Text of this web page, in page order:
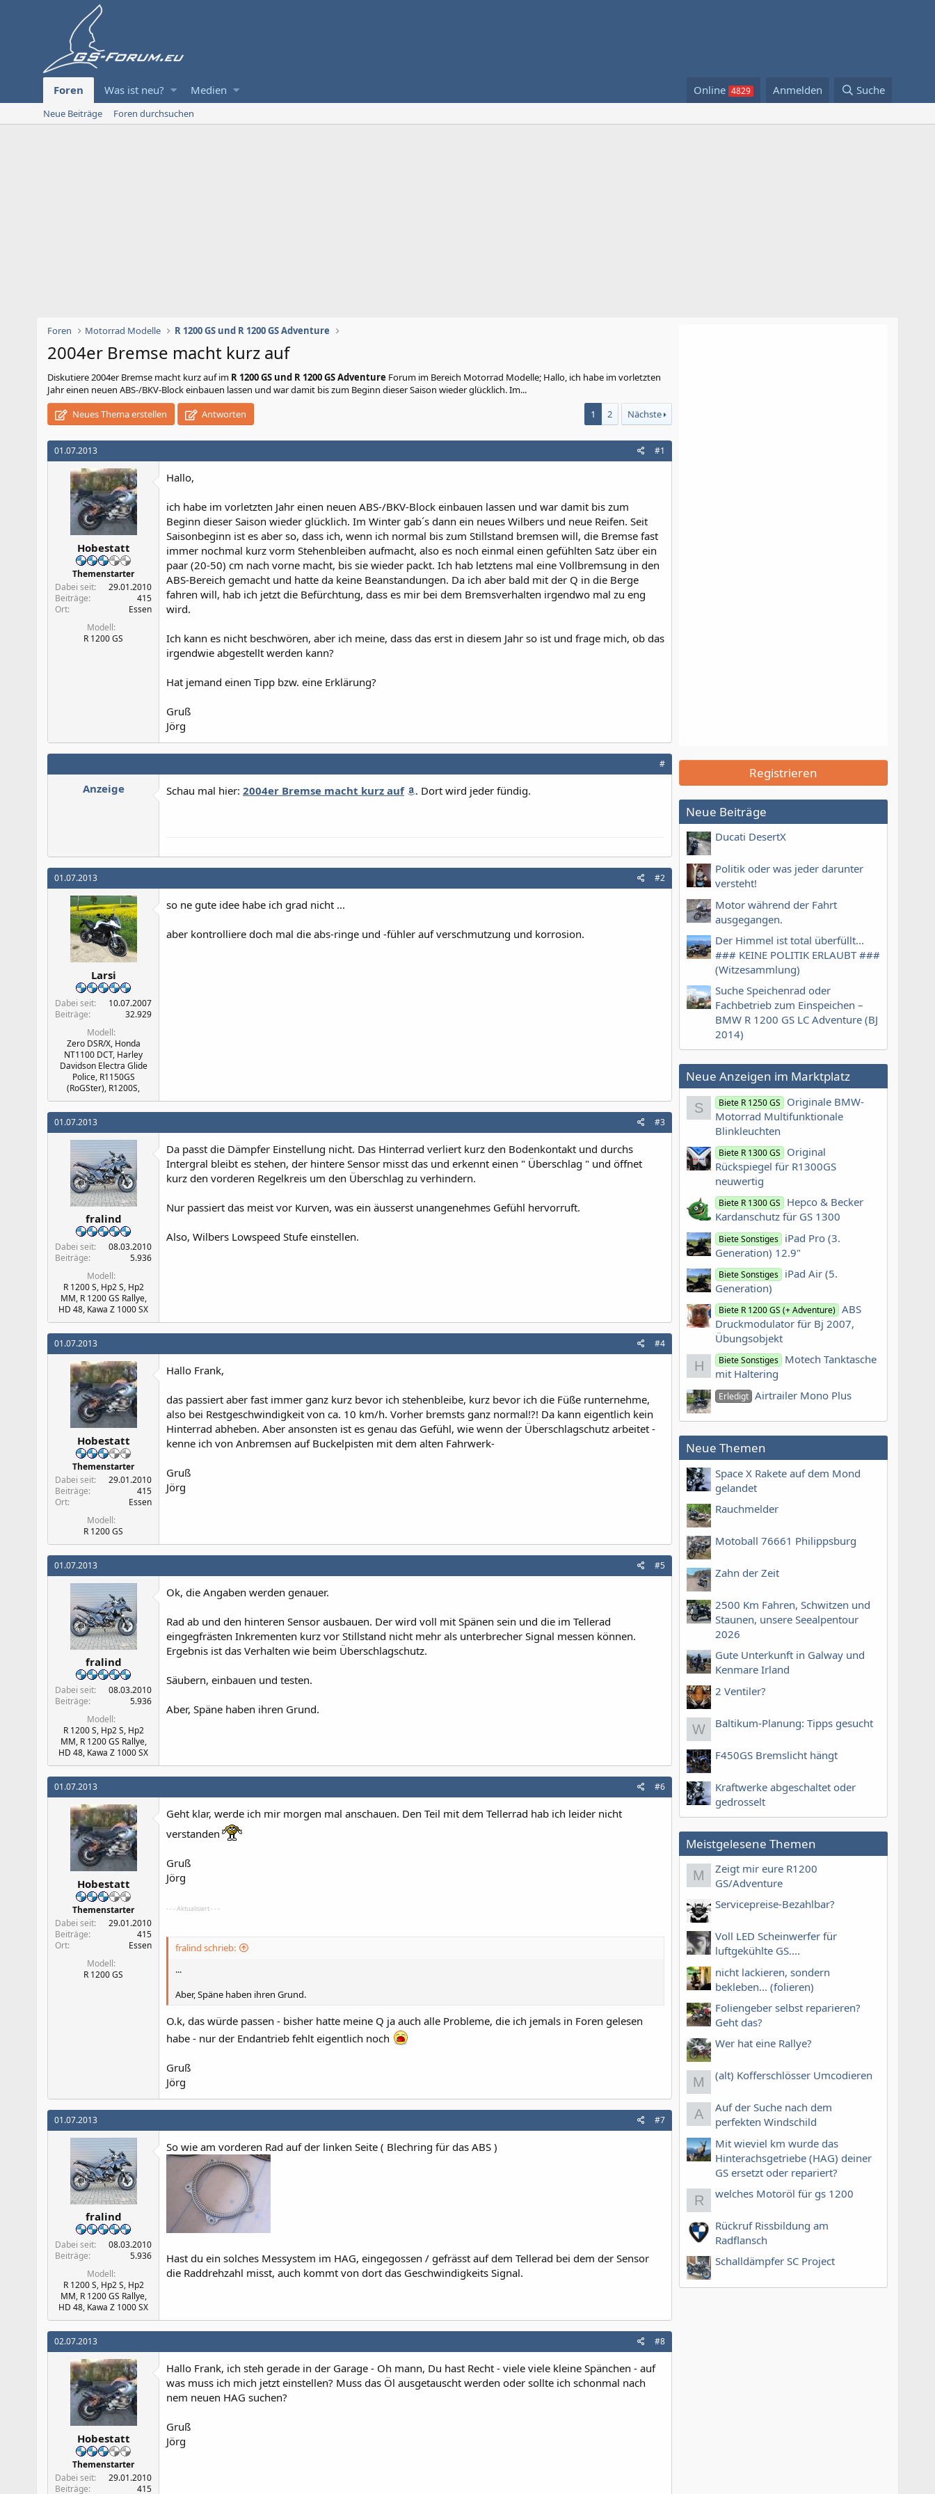
Foren Was ist neu? Medien Online Anmelden Suche
Neue Beiträge Foren durchsuchen
Foren Motorrad Modelle R 1200 GS und R 1200 GS Adventure
2004er Bremse macht kurz auf
Diskutiere2004er Bremse macht kurz aufim R 1200 GS und R 1200 GS Adventure Forum im Bereich Motorrad Modelle; Hallo, ich habe im vorletzten
Jahr einen neuen ABS-/BKV-Block einbauen lassen und war damit bis zum Beginn dieser Saison wieder glücklich. Im...
Neues Thema erstellen
Antworten 1 2 Nächste
01.07.2013 #1
Hobestatt
Themenstarter
Dabei seit
29.01.2010
Beiträge
415
Ort
Essen
Modell
R 1200 GS
Hallo,
ich habe im vorletzten Jahr einen neuen ABS-/BKV-Block einbauen lassen und war damit bis zum
Beginn dieser Saison wieder glücklich. Im Winter gab´s dann ein neues Wilbers und neue Reifen. Seit
Saisonbeginn ist es aber so, dass ich, wenn ich normal bis zum Stillstand bremsen will, die Bremse fast
immer nochmal kurz vorm Stehenbleiben aufmacht, also es noch einmal einen gefühlten Satz über ein
paar (20-50) cm nach vorne macht, bis sie wieder packt. Ich hab letztens mal eine Vollbremsung in den
ABS-Bereich gemacht und hatte da keine Beanstandungen. Da ich aber bald mit der Q in die Berge
fahren will, hab ich jetzt die Befürchtung, dass es mir bei dem Bremsverhalten irgendwo mal zu eng
wird.
Ich kann es nicht beschwören, aber ich meine, dass das erst in diesem Jahr so ist und frage mich, ob das
irgendwie abgestellt werden kann?
Hat jemand einen Tipp bzw. eine Erklärung?
Gruß
Jörg
#
Anzeige Schau mal hier: 2004er Bremse macht kurz auf . Dort wird jeder fündig.
01.07.2013 #2
Larsi
Dabei seit
10.07.2007
Beiträge
32.929
Modell
Zero DSR/X, Honda
NT1100 DCT, Harley
Davidson Electra Glide
Police, R1150GS
(RoGSter), R1200S,
so ne gute idee habe ich grad nicht ...
aber kontrolliere doch mal die abs-ringe und -fühler auf verschmutzung und korrosion.
01.07.2013 #3
fralind
Dabei seit
08.03.2010
Beiträge
5.936
Modell
R 1200 S, Hp2 S, Hp2
MM, R 1200 GS Rallye,
HD 48, Kawa Z 1000 SX
Da passt die Dämpfer Einstellung nicht. Das Hinterrad verliert kurz den Bodenkontakt und durchs
Intergral bleibt es stehen, der hintere Sensor misst das und erkennt einen " Überschlag " und öffnet
kurz den vorderen Regelkreis um den Überschlag zu verhindern.
Nur passiert das meist vor Kurven, was ein äusserst unangenehmes Gefühl hervorruft.
Also, Wilbers Lowspeed Stufe einstellen.
01.07.2013 #4
Hobestatt
Themenstarter
Dabei seit
29.01.2010
Beiträge
415
Ort
Essen
Modell
R 1200 GS
Hallo Frank,
das passiert aber fast immer ganz kurz bevor ich stehenbleibe, kurz bevor ich die Füße runternehme,
also bei Restgeschwindigkeit von ca. 10 km/h. Vorher bremsts ganz normal!?! Da kann eigentlich kein
Hinterrad abheben. Aber ansonsten ist es genau das Gefühl, wie wenn der Überschlagschutz arbeitet -
kenne ich von Anbremsen auf Buckelpisten mit dem alten Fahrwerk-
Gruß
Jörg
01.07.2013 #5
fralind
Dabei seit
08.03.2010
Beiträge
5.936
Modell
R 1200 S, Hp2 S, Hp2
MM, R 1200 GS Rallye,
HD 48, Kawa Z 1000 SX
Ok, die Angaben werden genauer.
Rad ab und den hinteren Sensor ausbauen. Der wird voll mit Spänen sein und die im Tellerad
eingegfrästen Inkrementen kurz vor Stillstand nicht mehr als unterbrecher Signal messen können.
Ergebnis ist das Verhalten wie beim Überschlagschutz.
Säubern, einbauen und testen.
Aber, Späne haben ihren Grund.
01.07.2013 #6
Hobestatt
Themenstarter
Dabei seit
29.01.2010
Beiträge
415
Ort
Essen
Modell
R 1200 GS
Geht klar, werde ich mir morgen mal anschauen. Den Teil mit dem Tellerrad hab ich leider nicht
verstanden
Gruß
Jörg
- - - Aktualisiert - - -
fralind schrieb:
...
Aber, Späne haben ihren Grund.
O.k, das würde passen - bisher hatte meine Q ja auch alle Probleme, die ich jemals in Foren gelesen
habe - nur der Endantrieb fehlt eigentlich noch
Gruß
Jörg
01.07.2013 #7
fralind
Dabei seit
08.03.2010
Beiträge
5.936
Modell
R 1200 S, Hp2 S, Hp2
MM, R 1200 GS Rallye,
HD 48, Kawa Z 1000 SX
So wie am vorderen Rad auf der linken Seite ( Blechring für das ABS )
Hast du ein solches Messystem im HAG, eingegossen / gefrässt auf dem Tellerad bei dem der Sensor
die Raddrehzahl misst, auch kommt von dort das Geschwindigkeits Signal.
02.07.2013 #8
Hobestatt
Themenstarter
Dabei seit
29.01.2010
Beiträge
415
Hallo Frank, ich steh gerade in der Garage - Oh mann, Du hast Recht - viele viele kleine Spänchen - auf
was muss ich mich jetzt einstellen? Muss das Öl ausgetauscht werden oder sollte ich schonmal nach
nem neuen HAG suchen?
Gruß
Jörg
Registrieren
Neue Beiträge
Ducati DesertX
Politik oder was jeder darunter
versteht!
Motor während der Fahrt
ausgegangen.
Der Himmel ist total überfüllt...
### KEINE POLITIK ERLAUBT ###
(Witzesammlung)
Suche Speichenrad oder
Fachbetrieb zum Einspeichen –
BMW R 1200 GS LC Adventure (BJ
2014)
Neue Anzeigen im Marktplatz
S Biete R 1250 GS
Originale BMW-
Motorrad Multifunktionale
Blinkleuchten
Biete R 1300 GS
Original
Rückspiegel für R1300GS
neuwertig
Biete R 1300 GS
Hepco & Becker
Kardanschutz für GS 1300
Biete Sonstiges iPad Pro (3.
Generation) 12.9"
Biete Sonstiges iPad Air (5.
Generation)
Biete R 1200 GS (+ Adventure) ABS
Druckmodulator für Bj 2007,
Übungsobjekt
H Biete Sonstiges Motech Tanktasche
mit Haltering
Erledigt Airtrailer Mono Plus
Neue Themen
Space X Rakete auf dem Mond
gelandet
Rauchmelder
Motoball 76661 Philippsburg
Zahn der Zeit
2500 Km Fahren, Schwitzen und
Staunen, unsere Seealpentour
2026
Gute Unterkunft in Galway und
Kenmare Irland
2 Ventiler?
W Baltikum-Planung: Tipps gesucht
F450GS Bremslicht hängt
Kraftwerke abgeschaltet oder
gedrosselt
Meistgelesene Themen
M
Zeigt mir eure R1200
GS/Adventure
Servicepreise-Bezahlbar?
Voll LED Scheinwerfer für
luftgekühlte GS....
nicht lackieren, sondern
bekleben... (folieren)
Foliengeber selbst reparieren?
Geht das?
Wer hat eine Rallye?
M (alt) Kofferschlösser Umcodieren
A
Auf der Suche nach dem
perfekten Windschild
Mit wieviel km wurde das
Hinterachsgetriebe (HAG) deiner
GS ersetzt oder repariert?
R welches Motoröl für gs 1200
Rückruf Rissbildung am
Radflansch
Schalldämpfer SC Project